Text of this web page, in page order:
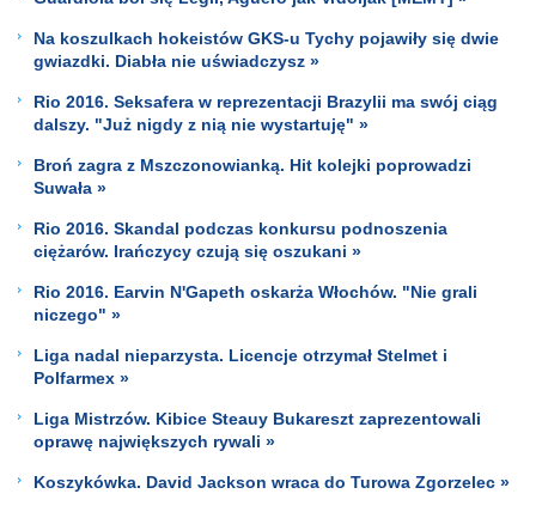
Na koszulkach hokeistów GKS-u Tychy pojawiły się dwie
gwiazdki. Diabła nie uświadczysz »
Rio 2016. Seksafera w reprezentacji Brazylii ma swój ciąg
dalszy. "Już nigdy z nią nie wystartuję" »
Broń zagra z Mszczonowianką. Hit kolejki poprowadzi
Suwała »
Rio 2016. Skandal podczas konkursu podnoszenia
ciężarów. Irańczycy czują się oszukani »
Rio 2016. Earvin N'Gapeth oskarża Włochów. "Nie grali
niczego" »
Liga nadal nieparzysta. Licencje otrzymał Stelmet i
Polfarmex »
Liga Mistrzów. Kibice Steauy Bukareszt zaprezentowali
oprawę największych rywali »
Koszykówka. David Jackson wraca do Turowa Zgorzelec »